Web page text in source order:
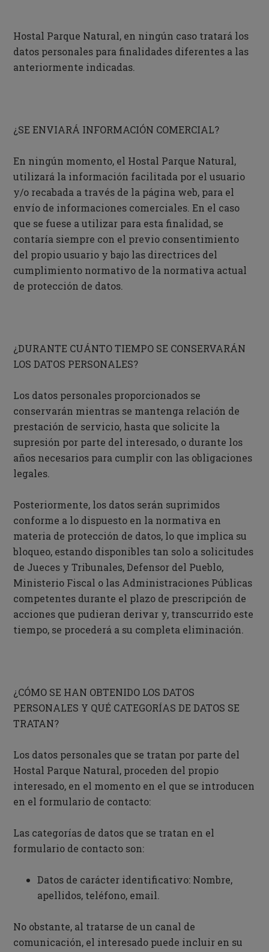
Hostal Parque Natural, en ningún caso tratará los
datos personales para finalidades diferentes a las
anteriormente indicadas.
¿SE ENVIARÁ INFORMACIÓN COMERCIAL?
En ningún momento, el Hostal Parque Natural,
utilizará la información facilitada por el usuario
y/o recabada a través de la página web, para el
envío de informaciones comerciales. En el caso
que se fuese a utilizar para esta finalidad, se
contaría siempre con el previo consentimiento
del propio usuario y bajo las directrices del
cumplimiento normativo de la normativa actual
de protección de datos.
¿DURANTE CUÁNTO TIEMPO SE CONSERVARÁN
LOS DATOS PERSONALES?
Los datos personales proporcionados se
conservarán mientras se mantenga relación de
prestación de servicio, hasta que solicite la
supresión por parte del interesado, o durante los
años necesarios para cumplir con las obligaciones
legales.
Posteriormente, los datos serán suprimidos
conforme a lo dispuesto en la normativa en
materia de protección de datos, lo que implica su
bloqueo, estando disponibles tan solo a solicitudes
de Jueces y Tribunales, Defensor del Pueblo,
Ministerio Fiscal o las Administraciones Públicas
competentes durante el plazo de prescripción de
acciones que pudieran derivar y, transcurrido este
tiempo, se procederá a su completa eliminación.
¿CÓMO SE HAN OBTENIDO LOS DATOS
PERSONALES Y QUÉ CATEGORÍAS DE DATOS SE
TRATAN?
Los datos personales que se tratan por parte del
Hostal Parque Natural, proceden del propio
interesado, en el momento en el que se introducen
en el formulario de contacto:
Las categorías de datos que se tratan en el
formulario de contacto son:
Datos de carácter identificativo: Nombre,
apellidos, teléfono, email.
No obstante, al tratarse de un canal de
comunicación, el interesado puede incluir en su